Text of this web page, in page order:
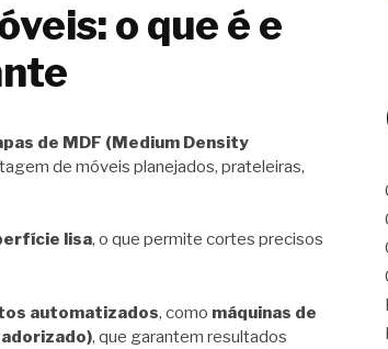
o que é e
de MDF (Medium Density
de móveis planejados, prateleiras,
lisa, o que permite cortes precisos
automatizados, como máquinas de
, que garantem resultados